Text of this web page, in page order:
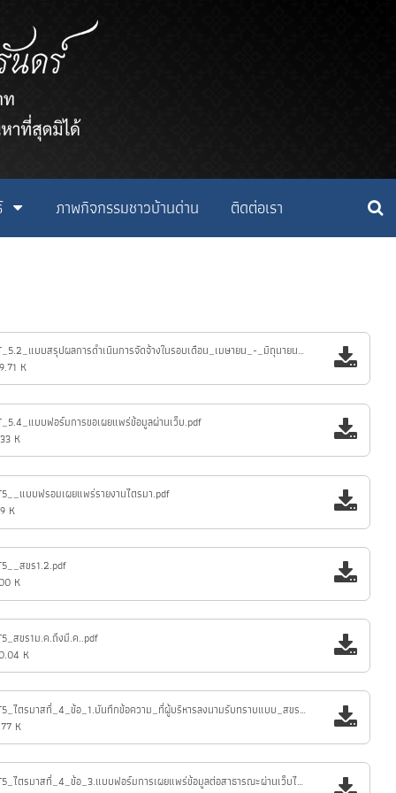
ภาพกิจกรรมชาวบ้านด่าน ติดต่อเรา
MOIT_5.2_แบบสรุปผลการดำเนินการจัดจ้างในรอบเดือน_เมษายน_-_มิถุนายน_2568_ปีงบประมาณ_2568.pdf
K
แบบฟอร์มการขอเผยแพร่ข้อมูลผ่านเว็บ.pdf
K
แบบฟรอมเผยแพร่รายงานไตรมา.pdf
K
สขร1.2.pdf
K
สขร1ม.ค.ถึงมี.ค..pdf
K
MOIT5_ไตรมาสที่_4_ข้อ_1.บันทึกข้อความ_ที่ผู้บริหารลงนามรับทราบแบบ_สขร1.pdf
K
MOIT5_ไตรมาสที่_4_ข้อ_3.แบบฟอร์มการเผยแพร่ข้อมูลต่อสาธารณะผ่านเว็บไซต์ของหน่วยงาน.pdf